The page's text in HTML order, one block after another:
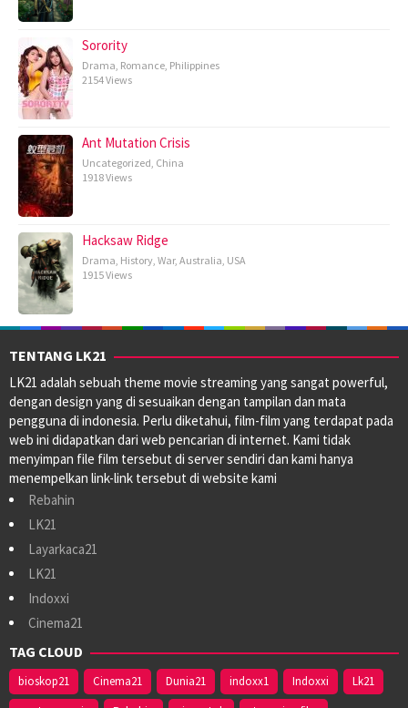
Sorority
Drama, Romance, Philippines
2154 Views
Ant Mutation Crisis
Uncategorized, China
1918 Views
Hacksaw Ridge
Drama, History, War, Australia, USA
1915 Views
TENTANG LK21
LK21 adalah sebuah theme movie streaming yang sangat powerful,
dengan design yang di sesuaikan dengan tampilan dan mata
pengguna di indonesia. Perlu diketahui, film-film yang terdapat pada
web ini didapatkan dari web pencarian di internet. Kami tidak
menyimpan file film tersebut di server sendiri dan kami hanya
menempelkan link-link tersebut di website kami
Rebahin
LK21
Layarkaca21
LK21
Indoxxi
Cinema21
TAG CLOUD
bioskop21 Cinema21 Dunia21 indoxx1 Indoxxi
Lk21